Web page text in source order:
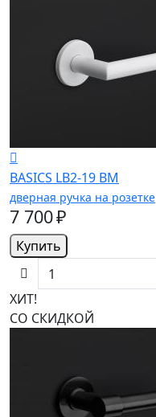
BASICS LB2-19 BM
дверная ручка на розетке
7 700 ₽
Купить
ХИТ!
СО СКИДКОЙ